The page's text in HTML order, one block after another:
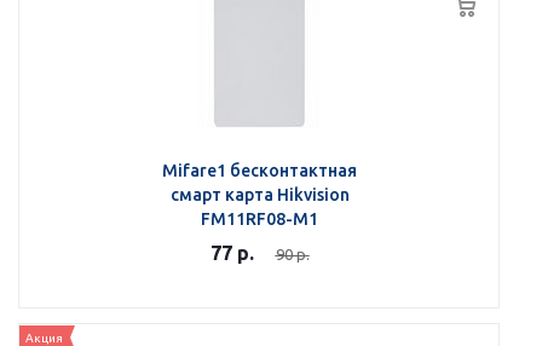
Mifare1 бесконтактная
смарт карта Hikvision
FM11RF08-M1
77р. 90р.
Акция